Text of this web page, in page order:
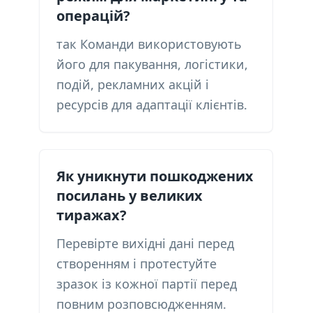
операцій?
так Команди використовують
його для пакування, логістики,
подій, рекламних акцій і
ресурсів для адаптації клієнтів.
Як уникнути пошкоджених
посилань у великих
тиражах?
Перевірте вихідні дані перед
створенням і протестуйте
зразок із кожної партії перед
повним розповсюдженням.